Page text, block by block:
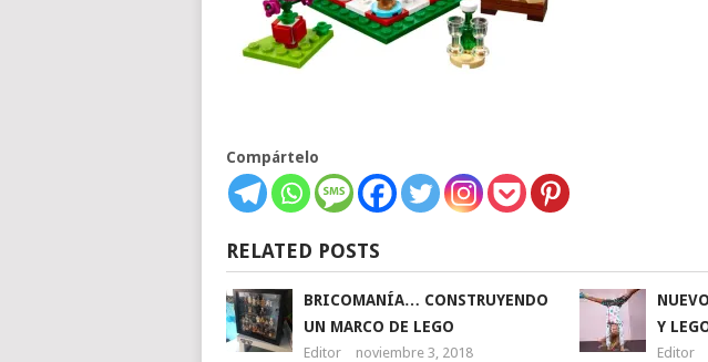
Compártelo
RELATED POSTS
BRICOMANÍA… CONSTRUYENDO
UN MARCO DE LEGO
Editor noviembre 3, 2018
Y
Editor